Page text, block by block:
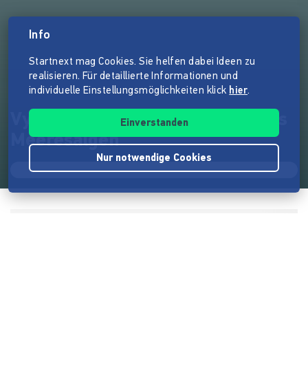
Vyld - Nachhaltige Produkte aus
Meeresalgen
Info
Startnext mag Cookies. Sie helfen dabei Ideen zu
realisieren. Für detaillierte Informationen und
individuelle Einstellungsmöglichkeiten klick hier.
Einverstanden
Nur notwendige Cookies